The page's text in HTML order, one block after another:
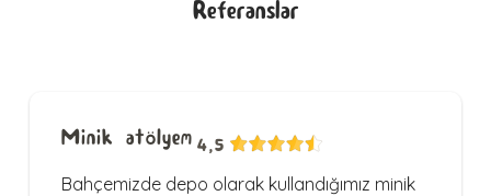
Referanslar
Minik atölyem 4,5
Bahçemizde depo olarak kullandığımız minik